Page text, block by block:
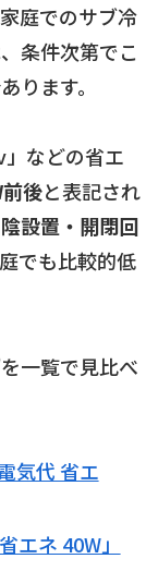
庭でのサブ冷
条件次第でこ
ります。
などの省エ
後と表記され
設置・開閉回
でも比較的低
一覧で見比べ
気代 省エ
エネ 40W」